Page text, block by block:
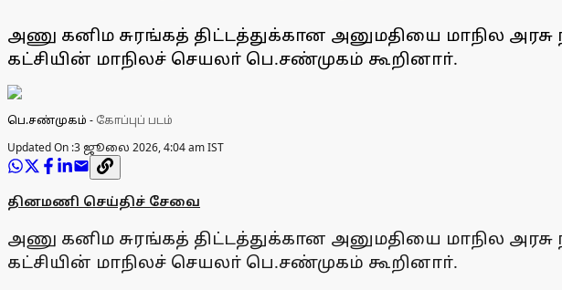
அணு கனிம சுரங்கத் திட்டத்துக்கான அனுமதியை மாநில
கட்சியின் மாநிலச் செயலா் பெ.சண்முகம் கூறினாா்.
பெ.சண்முகம் - கோப்புப் படம்
Updated On :3 ஜூலை 2026, 4:04 am IST
தினமணி செய்திச் சேவை
அணு கனிம சுரங்கத் திட்டத்துக்கான அனுமதியை மாநில
கட்சியின் மாநிலச் செயலா் பெ.சண்முகம் கூறினாா்.